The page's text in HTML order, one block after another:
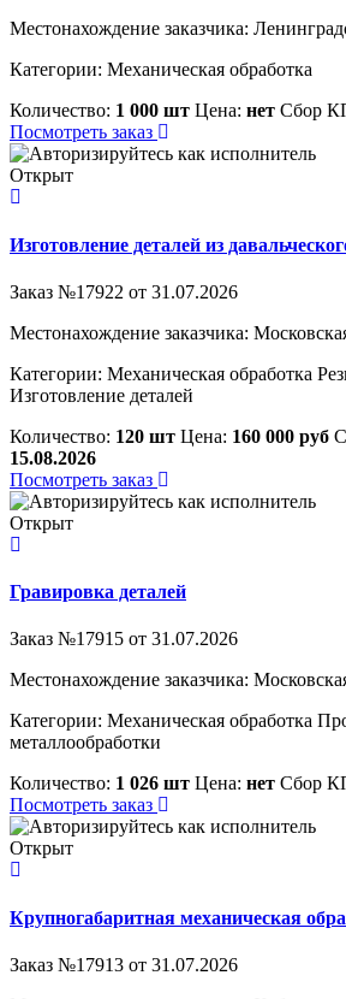
Местонахождение заказчика:
Категории: Механическая обработка
Количество: 1 000 шт Цена: нет Сбор
Посмотреть заказ
Открыт
Изготовление деталей из
Заказ №17922 от 31.07.2026
Местонахождение заказчика:
Категории: Механическая обработка
Изготовление деталей
Количество: 120 шт Цена: 160 000 руб
15.08.2026
Посмотреть заказ
Открыт
Гравировка деталей
Заказ №17915 от 31.07.2026
Местонахождение заказчика:
Категории: Механическая обработка
металлообработки
Количество: 1 026 шт Цена: нет Сбор
Посмотреть заказ
Открыт
Крупногабаритная механическая
Заказ №17913 от 31.07.2026